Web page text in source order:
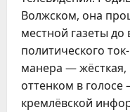
Волжском, она
местной газеты до
политического
манера — жёсткая,
оттенком в
кремлёвской